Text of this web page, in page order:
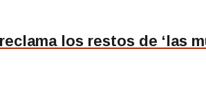
los restos de ‘las